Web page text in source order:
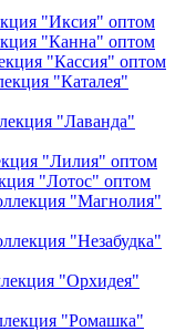
"Иксия" оптом
"Канна" оптом
"Кассия" оптом
"Каталея"
"Лаванда"
"Лилия" оптом
"Лотос" оптом
"Магнолия"
"Незабудка"
"Орхидея"
"Ромашка"